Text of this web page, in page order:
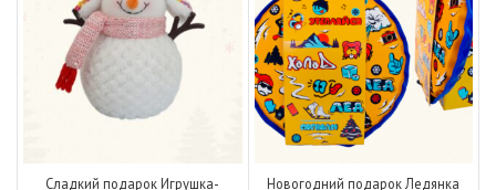
Сладкий подарок Игрушка-
Новогодний подарок Ледянка